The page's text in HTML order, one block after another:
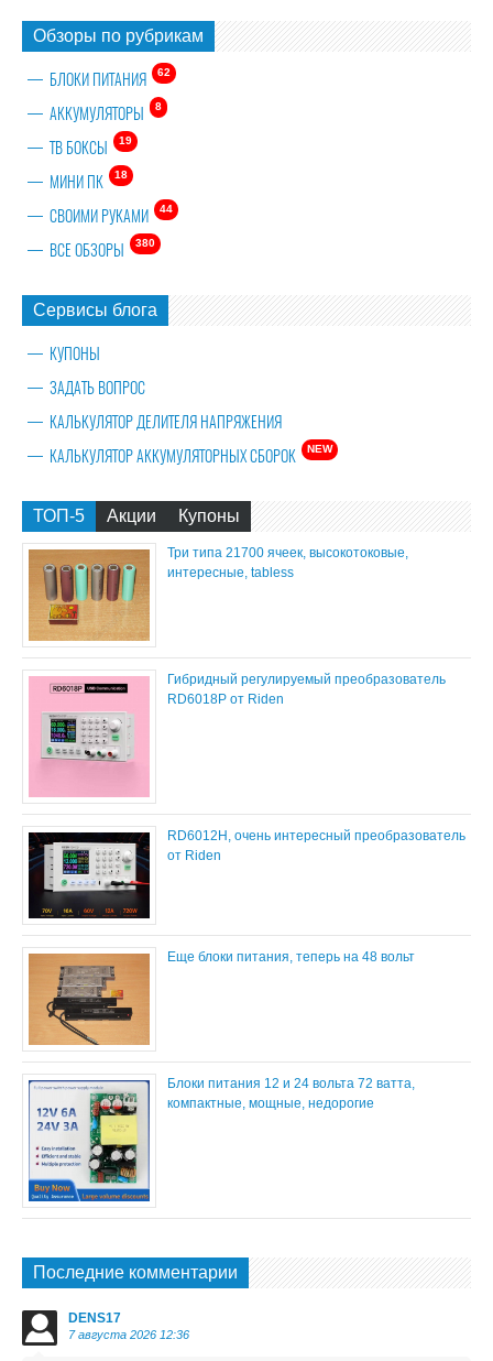
Обзоры по рубрикам
62
БЛОКИ ПИТАНИЯ
8
АККУМУЛЯТОРЫ
19
ТВ БОКСЫ
18
МИНИ ПК
44
СВОИМИ РУКАМИ
380
ВСЕ ОБЗОРЫ
Сервисы блога
КУПОНЫ
ЗАДАТЬ ВОПРОС
КАЛЬКУЛЯТОР ДЕЛИТЕЛЯ НАПРЯЖЕНИЯ
NEW
КАЛЬКУЛЯТОР АККУМУЛЯТОРНЫХ СБОРОК
ТОП-5 Акции Купоны
Три типа 21700 ячеек, высокотоковые,
интересные, tabless
Гибридный регулируемый преобразователь
RD6018P от Riden
RD6012H, очень интересный преобразователь
от Riden
Еще блоки питания, теперь на 48 вольт
Блоки питания 12 и 24 вольта 72 ватта,
компактные, мощные, недорогие
Последние комментарии
DENS17
7 августа 2026 12:36